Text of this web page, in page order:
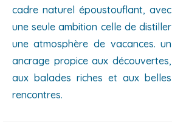
cadre naturel époustouflant, avec
une seule ambition celle de distiller
une atmosphère de vacances. un
ancrage propice aux découvertes,
aux balades riches et aux belles
rencontres.